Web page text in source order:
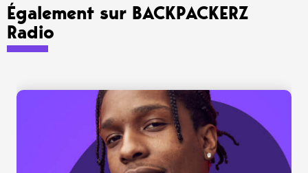
Également sur BACKPACKERZ
Radio